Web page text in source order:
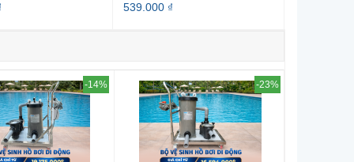
539.000 ₫
-14% -23%